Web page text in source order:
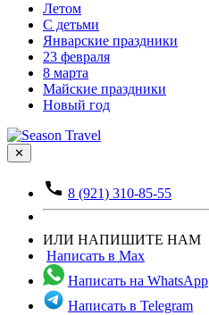
Летом
С детьми
Январские праздники
23 февраля
8 марта
Майские праздники
Новый год
✕
8 (921) 310-85-55
ИЛИ НАПИШИТЕ НАМ
Написать в Max
Написать на WhatsApp
Написать в Telegram